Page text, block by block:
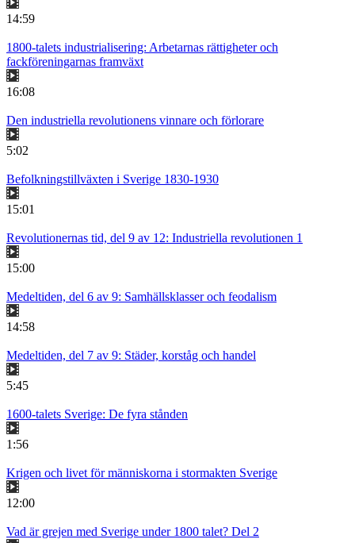
14:59
1800-talets industrialisering: Arbetarnas rättigheter och
fackföreningarnas framväxt
16:08
Den industriella revolutionens vinnare och förlorare
5:02
Befolkningstillväxten i Sverige 1830-1930
15:01
Revolutionernas tid, del 9 av 12: Industriella revolutionen 1
15:00
Medeltiden, del 6 av 9: Samhällsklasser och feodalism
14:58
Medeltiden, del 7 av 9: Städer, korståg och handel
5:45
1600-talets Sverige: De fyra stånden
1:56
Krigen och livet för människorna i stormakten Sverige
12:00
Vad är grejen med Sverige under 1800 talet? Del 2